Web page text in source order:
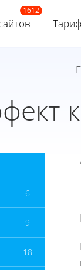
6
9
18